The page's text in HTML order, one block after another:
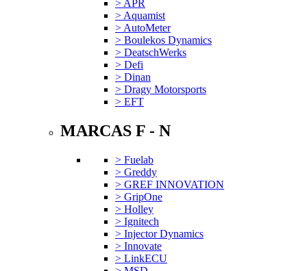
> APR
> Aquamist
> AutoMeter
> Boulekos Dynamics
> DeatschWerks
> Defi
> Dinan
> Dragy Motorsports
> EFT
MARCAS F - N
> Fuelab
> Greddy
> GREF INNOVATION
> GripOne
> Holley
> Ignitech
> Injector Dynamics
> Innovate
> LinkECU